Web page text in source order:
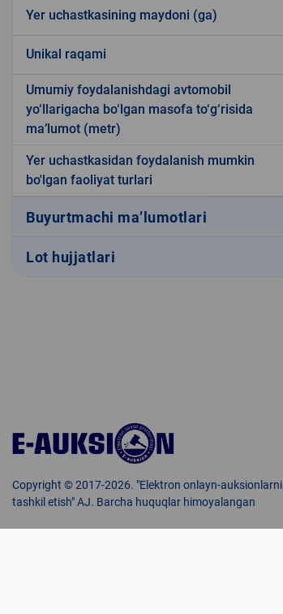
Yer uchastkasining maydoni (ga)
Unikal raqami
Umumiy foydalanishdagi avtomobil
yo‘llarigacha bo‘lgan masofa to‘g‘risida
ma’lumot (metr)
Yer uchastkasidan foydalanish mumkin
bo'lgan faoliyat turlari
Buyurtmachi ma’lumotlari
Lot hujjatlari
Copyright © 2017-2026. "Elektron onlayn-auksionlarni
tashkil etish" AJ. Barcha huquqlar himoyalangan